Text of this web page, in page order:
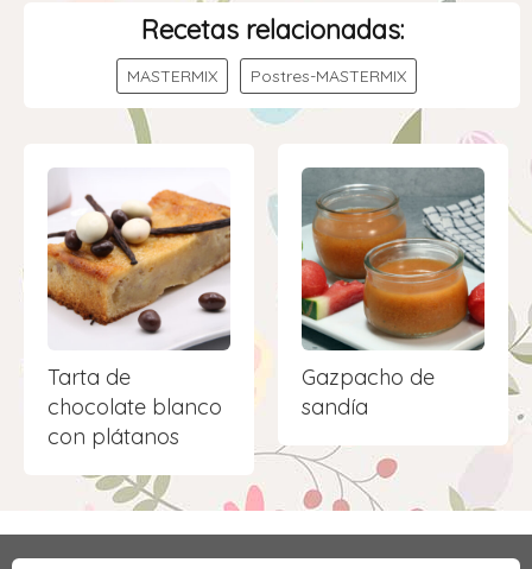
Recetas relacionadas:
MASTERMIX Postres-MASTERMIX
Tarta de
chocolate blanco
con plátanos
Gazpacho de
sandía